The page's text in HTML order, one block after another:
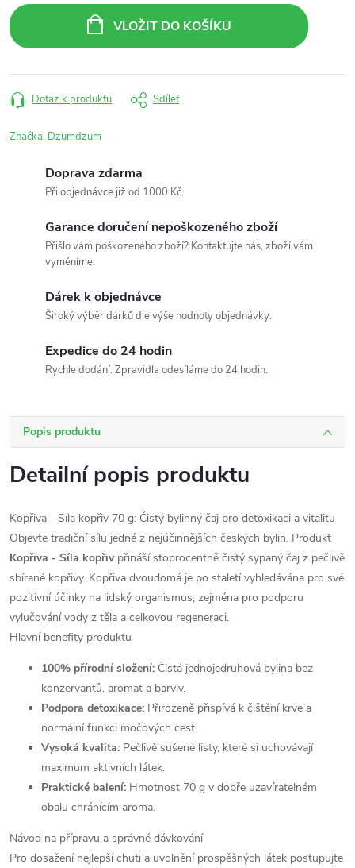
cena:
VLOŽIT DO KOŠÍKU
Dotaz k produktu Sdílet
Značka: Dzumdzum
Doprava zdarma
Při objednávce již od 1000 Kč.
Garance doručení nepoškozeného zboží
Přišlo vám poškozeného zboží? Kontaktujte nás, zboží vám
vyměníme.
Dárek k objednávce
Široký výběr dárků dle výše hodnoty objednávky.
Expedice do 24 hodin
Rychle dodání. Zpravidla odesíláme do 24 hodin.
Popis produktu
Detailní popis produktu
Kopřiva - Síla kopřiv 70 g: Čistý bylinný čaj pro detoxikaci a vitalitu
Objevte tradiční sílu jedné z nejúčinnějších českých bylin. Produkt
Kopřiva - Síla kopřivpřináší stoprocentně čistý sypaný čaj z pečlivě
sbírané kopřivy. Kopřiva dvoudomá je po staletí vyhledávána pro své
pozitivní účinky na lidský organismus, zejména pro podporu
vylučování vody z těla a celkovou regeneraci.
Hlavní benefity produktu
100% přírodní složení: Čistá jednojedruhová bylina bez
konzervantů, aromat a barviv.
Podpora detoxikace: Přirozeně přispívá k čištění krve a
normální funkci močových cest.
Vysoká kvalita: Pečlivě sušené listy, které si uchovávají
maximum aktivních látek.
Praktické balení: Hmotnost 70 g v dobře uzavíratelném
obalu chránícím aroma.
Návod na přípravu a správné dávkování
Pro dosažení nejlepší chuti a uvolnění prospěšných látek postupujte